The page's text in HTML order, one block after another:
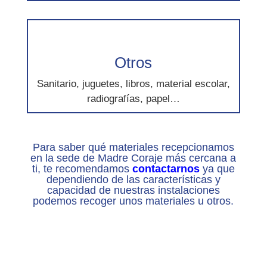
Otros
Sanitario, juguetes, libros, material escolar,
radiografías, papel…
Para saber qué materiales recepcionamos
en la sede de Madre Coraje más cercana a
ti, te recomendamos contactarnos ya que
dependiendo de las características y
capacidad de nuestras instalaciones
podemos recoger unos materiales u otros.